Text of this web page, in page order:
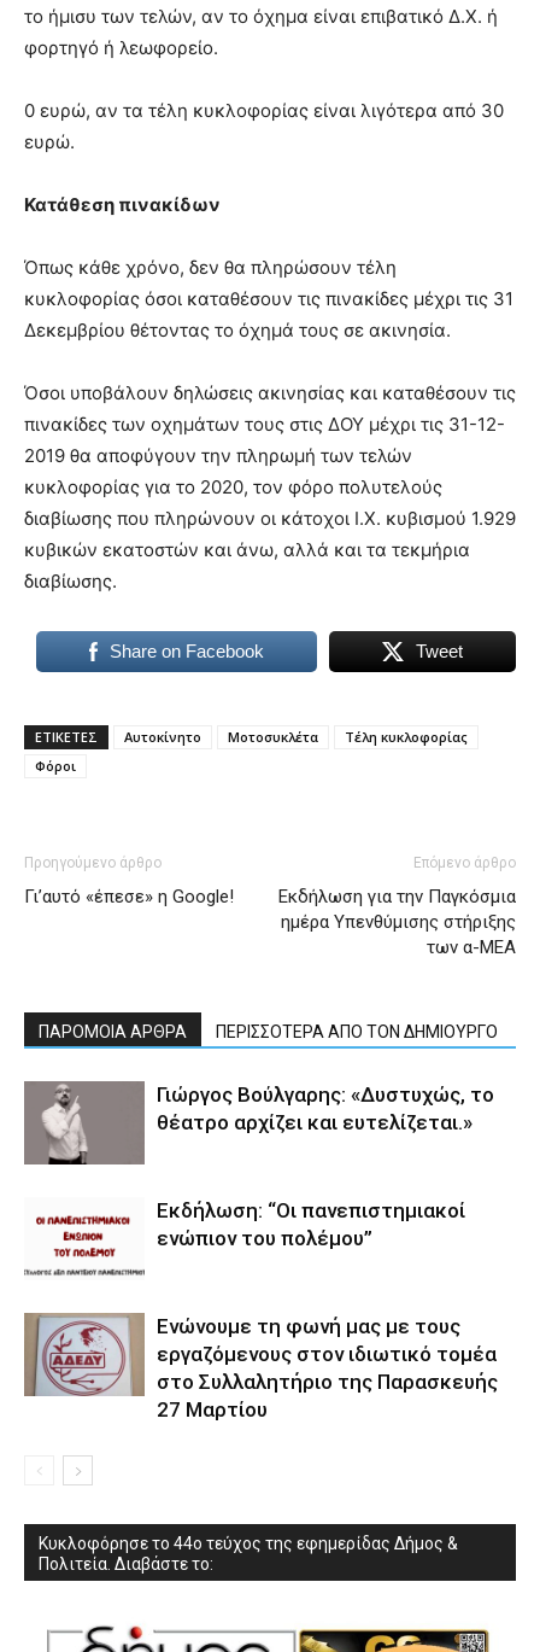
το ήμισυ των τελών, αν το όχημα είναι επιβατικό Δ.Χ. ή
φορτηγό ή λεωφορείο.
0 ευρώ, αν τα τέλη κυκλοφορίας είναι λιγότερα από 30
ευρώ.
Κατάθεση πινακίδων
Όπως κάθε χρόνο, δεν θα πληρώσουν τέλη
κυκλοφορίας όσοι καταθέσουν τις πινακίδες μέχρι τις 31
Δεκεμβρίου θέτοντας το όχημά τους σε ακινησία.
Όσοι υποβάλουν δηλώσεις ακινησίας και καταθέσουν τις
πινακίδες των οχημάτων τους στις ΔΟΥ μέχρι τις 31-12-
2019 θα αποφύγουν την πληρωμή των τελών
κυκλοφορίας για το 2020, τον φόρο πολυτελούς
διαβίωσης που πληρώνουν οι κάτοχοι Ι.Χ. κυβισμού 1.929
κυβικών εκατοστών και άνω, αλλά και τα τεκμήρια
διαβίωσης.
Share on Facebook Tweet
ΕΤΙΚΕΤΕΣ Αυτοκίνητο Μοτοσυκλέτα
Τέλη κυκλοφορίας
Φόροι
Προηγούμενο άρθρο
Γι’αυτό «έπεσε» η Google!
Επόμενο άρθρο
Εκδήλωση για την Παγκόσμια
ημέρα Υπενθύμισης στήριξης
των α-ΜΕΑ
ΠΑΡΟΜΟΙΑ ΑΡΘΡΑ ΠΕΡΙΣΣΟΤΕΡΑ ΑΠΟ ΤΟΝ ΔΗΜΙΟΥΡΓΟ
Γιώργος Βούλγαρης: «Δυστυχώς, το
θέατρο αρχίζει και ευτελίζεται.»
Εκδήλωση: “Οι πανεπιστημιακοί
ενώπιον του πολέμου”
Ενώνουμε τη φωνή μας με τους
εργαζόμενους στον ιδιωτικό τομέα
στο Συλλαλητήριο της Παρασκευής
27 Μαρτίου
Κυκλοφόρησε το 44ο τεύχος της εφημερίδας Δήμος &
Πολιτεία. Διαβάστε το: